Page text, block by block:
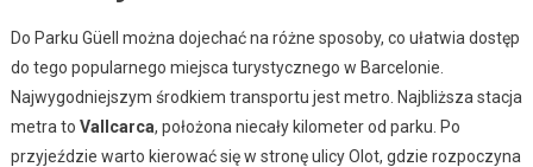
Do Parku Güell można dojechać na różne sposoby, co ułatwia dostęp
do tego popularnego miejsca turystycznego w Barcelonie.
Najwygodniejszym środkiem transportu jest metro. Najbliższa stacja
metra to Vallcarca, położona niecały kilometer od parku. Po
przyjeździe warto kierować się w stronę ulicy Olot, gdzie rozpoczyna